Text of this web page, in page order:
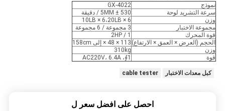
نموذج
GX-4022
سرعة التشريد لوحة
530 ± 5MM / دقيقة
وزن
10LB × 6،20LB × 6
مجموعة الاختبار
3 مجموعة / 6 مجموعة
قوة المحرك
1 / 2HP
الحجم (العرض × العمق × الارتفاع) 113 × 48 × إلى 158cm
وزن
310kg
قوة
1∮، AC220V، 6.4A
كبل معدات الاختبار cable tester
احصل على افضل سعر ل